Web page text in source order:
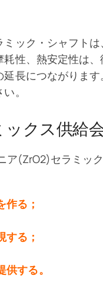
ック・シャフト
性、熱安定性は
長につながりま
。
クス供給
ア(ZrO2)セラミッ
作る；
する；
する。